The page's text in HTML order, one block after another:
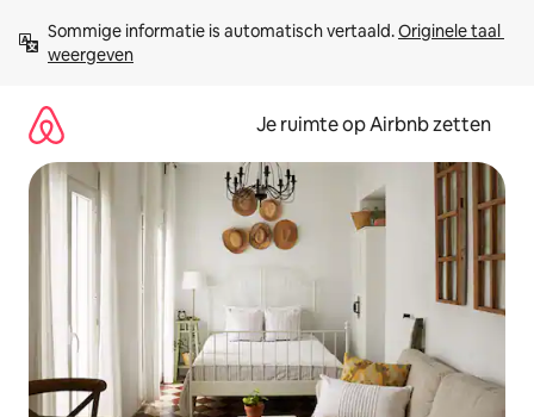
direct
naar
Sommige informatie is automatisch vertaald. Originele taal
weergeven
Je ruimte op Airbnb zetten